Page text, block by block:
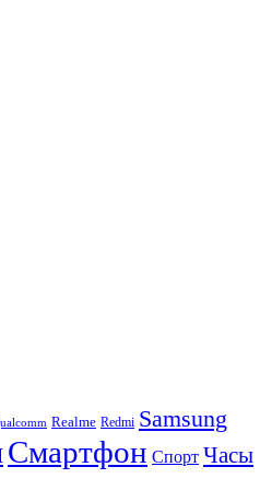
Realme Redmi Samsung
Смартфон Спорт Часы